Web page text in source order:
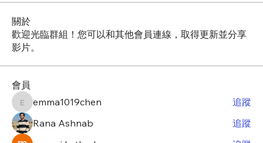
關於
歡迎光臨群組！您可以和其他會員連線，取得更新並分享
影片。
會員
emma1019chen
emma1019chen
追蹤
Rana Ashnab
追蹤